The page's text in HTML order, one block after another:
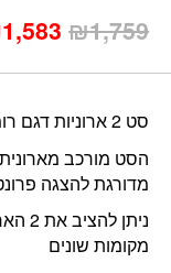
₪1,759
1,583
סט 2 ארוניות דגם רומא, בעיצוב מינימליסטי ונקי
מדורגת להצגה
מקומות שונים